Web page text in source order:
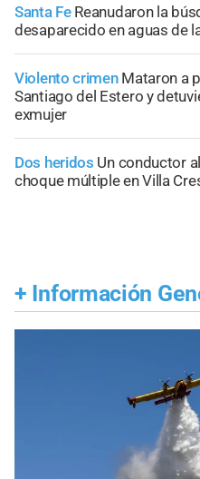
Santa Fe Reanudaron la
desaparecido en aguas de
Violento crimen Mataron a
Santiago del Estero y
exmujer
Dos heridos Un conductor
choque múltiple en Villa
+ Información